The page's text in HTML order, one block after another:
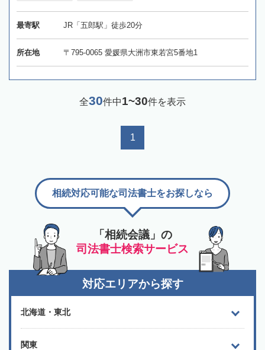
最寄駅 JR「五郎駅」徒歩20分
所在地 〒795-0065 愛媛県大洲市東若宮5番地1
全30件中1~30件を表示
1
「相続会議」の
司法書士検索サービス
相続対応可能な司法書士をお探しなら
対応エリアから探す
北海道・東北
関東